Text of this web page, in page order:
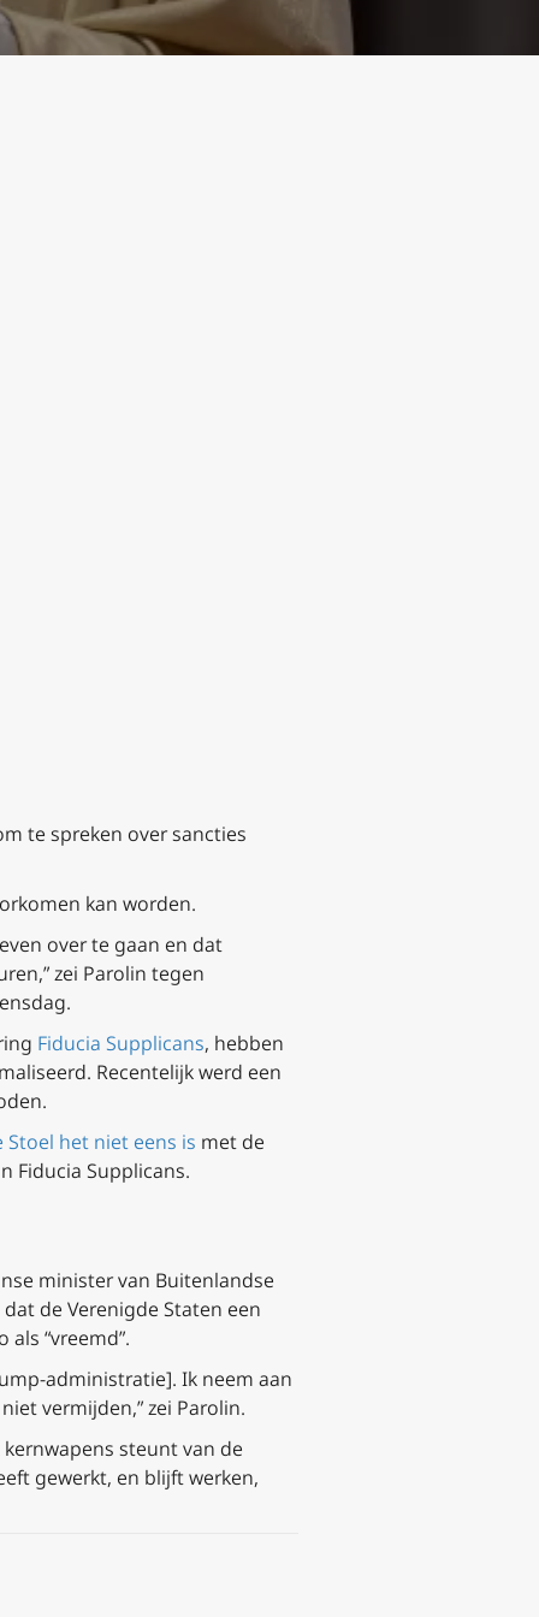
te spreken over sancties
kan worden.
over te gaan en dat
zei Parolin tegen
Fiducia Supplicans, hebben
Recentelijk werd een
het niet eens is met de
Fiducia Supplicans.
minister van Buitenlandse
dat de Verenigde Staten een
“vreemd”.
administratie]. Ik neem aan
vermijden,” zei Parolin.
steunt van de
gewerkt, en blijft werken,